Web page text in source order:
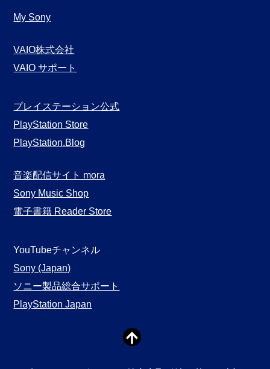
My Sony
VAIO株式会社
VAIO サポート
プレイステーション公式
PlayStation Store
PlayStation.Blog
音楽配信サイト mora
Sony Music Shop
電子書籍 Reader Store
YouTubeチャンネル
Sony (Japan)
ソニー製品総合サポート
PlayStation Japan